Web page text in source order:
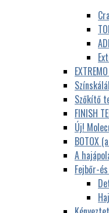
Szőkítő
FINISH
Új!
BOTOX
A
Fejbőr-